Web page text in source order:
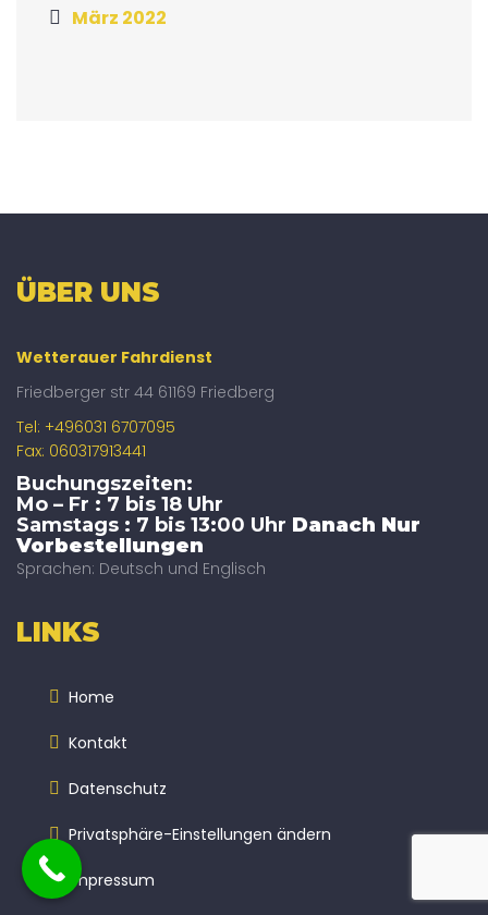
März 2022
ÜBER UNS
Wetterauer Fahrdienst
Friedberger str 44 61169 Friedberg
Tel: +496031 6707095
Fax: 060317913441
Buchungszeiten:
Mo – Fr : 7 bis 18 Uhr
Samstags : 7 bis 13:00 Uhr Danach Nur
Vorbestellungen
Sprachen: Deutsch und Englisch
LINKS
Home
Kontakt
Datenschutz
Privatsphäre-Einstellungen ändern
Impressum